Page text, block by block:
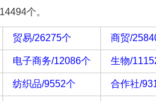
个。
贸易/26275个 商贸/
电子商务/12086个 生物/
纺织品/9552个 合作社/